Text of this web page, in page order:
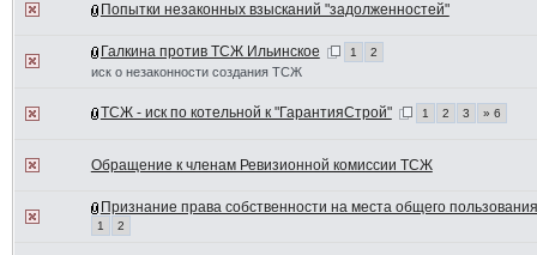
Попытки незаконных взысканий "задолженностей"
Галкина против ТСЖ Ильинское 1 2
иск о незаконности создания ТСЖ
ТСЖ - иск по котельной к "ГарантияСтрой" 1 2 3 » 6
Обращение к членам Ревизионной комиссии ТСЖ
Признание права собственности на места общего пользования
1 2